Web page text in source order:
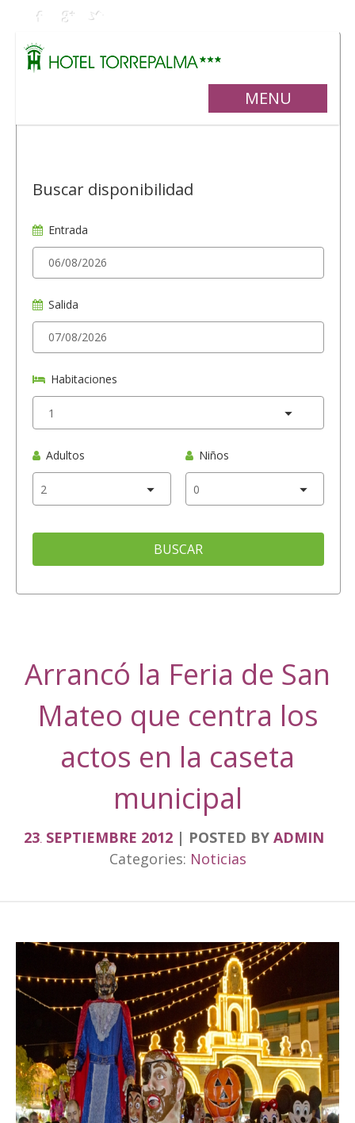
MENU
Buscar disponibilidad
Entrada
Salida
Habitaciones
Adultos Niños
BUSCAR
Arrancó la Feria de San
Mateo que centra los
actos en la caseta
municipal
23. SEPTIEMBRE 2012 POSTED BY ADMIN
Categories: Noticias